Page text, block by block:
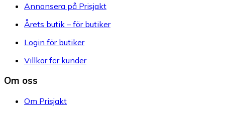
Annonsera på Prisjakt
Årets butik – för butiker
Login för butiker
Villkor för kunder
Om oss
Om Prisjakt